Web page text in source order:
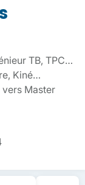
TB, TPC…
Kiné…
vers Master